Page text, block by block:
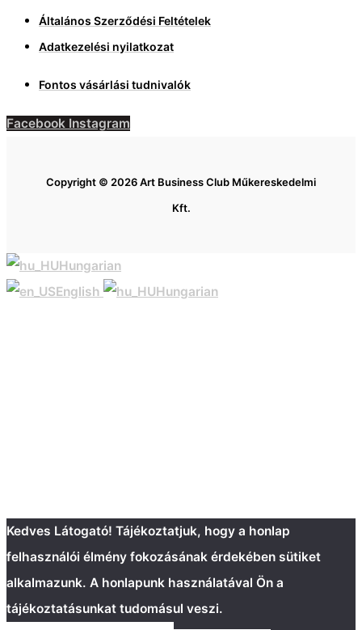
Általános Szerződési Feltételek
Adatkezelési nyilatkozat
Fontos vásárlási tudnivalók
Facebook Instagram
Copyright © 2026 Art Business Club Műkereskedelmi
Kft.
Hungarian
English
Hungarian
Kedves Látogató! Tájékoztatjuk, hogy a honlap
felhasználói élmény fokozásának érdekében sütiket
alkalmazunk. A honlapunk használatával Ön a
tájékoztatásunkat tudomásul veszi.